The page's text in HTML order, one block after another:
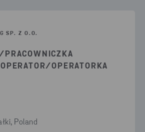
SP. Z O.O.
PRACOWNICZKA
OPERATORKA
Poland